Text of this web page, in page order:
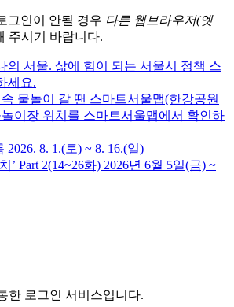
그인이 안될 경우 다른 웹브라우저(엣
주시기 바랍니다.
한 로그인 서비스입니다.